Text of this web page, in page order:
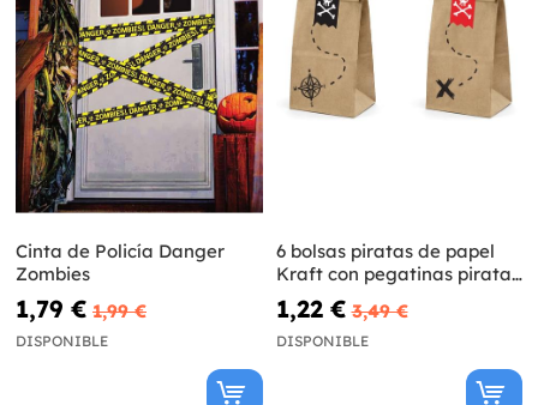
Cinta de Policía Danger
Zombies
1,79 € 1,99 €
DISPONIBLE
6 bolsas piratas de papel
Kraft con pegatinas piratas
- Piratas Party
1,22 € 3,49 €
DISPONIBLE